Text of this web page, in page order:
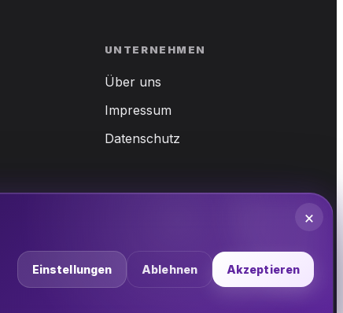
Einstellungen Ablehnen Akzeptieren
×
UNTERNEHMEN
Über uns
Impressum
Datenschutz